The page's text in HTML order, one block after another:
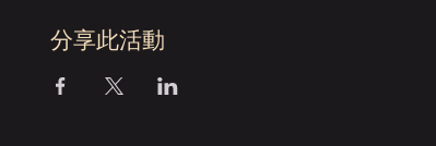
分享此活動